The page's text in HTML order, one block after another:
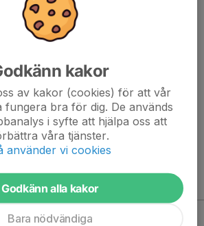
Brottarklubb
brottarklubb om man är
sig brottning eller...
Ht-26 Stora gruppen
kakor
av kakor (cookies) för att vår
fungera bra för dig. De används
i syfte att hjälpa oss att
våra tjänster.
använder vi cookies
Godkänn alla kakor
Bara nödvändiga